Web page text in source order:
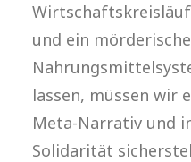
und ein
lassen, müssen wir
Meta-Narrativ und
Solidarität